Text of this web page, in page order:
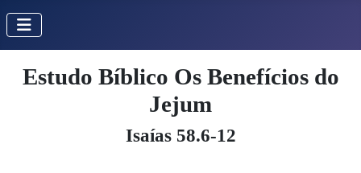
Estudo Bíblico Os Benefícios do
Jejum
Isaías 58.6-12